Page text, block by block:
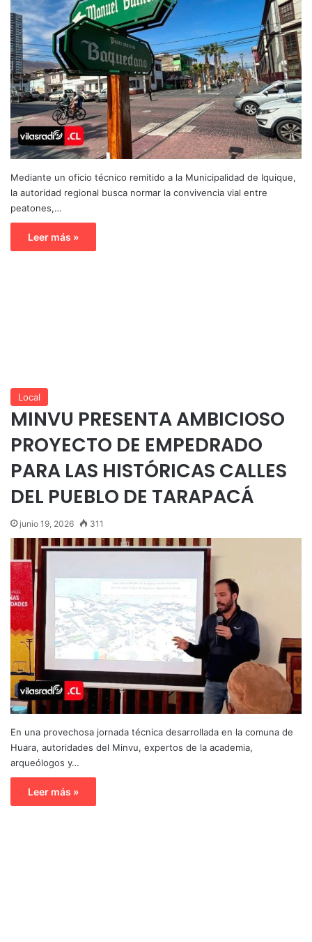
Mediante un oficio técnico remitido a la Municipalidad de Iquique,
la autoridad regional busca normar la convivencia vial entre
peatones,…
Leer más »
Local
MINVU PRESENTA AMBICIOSO
PROYECTO DE EMPEDRADO
PARA LAS HISTÓRICAS CALLES
DEL PUEBLO DE TARAPACÁ
junio 19, 2026 311
En una provechosa jornada técnica desarrollada en la comuna de
Huara, autoridades del Minvu, expertos de la academia,
arqueólogos y…
Leer más »